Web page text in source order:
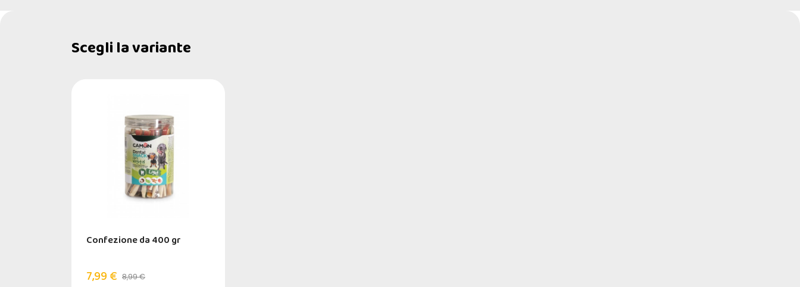
Scegli la variante
Confezione da 400 gr
7,99 € 8,99 €